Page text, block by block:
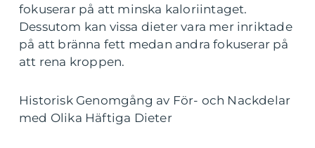
fokuserar på att minska kaloriintaget.
Dessutom kan vissa dieter vara mer inriktade
på att bränna fett medan andra fokuserar på
att rena kroppen.
Historisk Genomgång av För- och Nackdelar
med Olika Häftiga Dieter